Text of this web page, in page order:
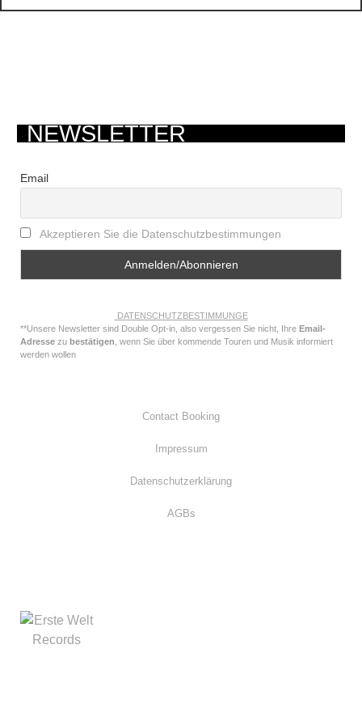
NEWSLETTER
Email
Akzeptieren Sie die Datenschutzbestimmungen
DATENSCHUTZBESTIMMUNGE
**Unsere Newsletter sind Double Opt-in, also vergessen Sie nicht, Ihre Email-
Adresse zu bestätigen , wenn Sie über kommende Touren und Musik informiert
werden wollen
Contact Booking
Impressum
Datenschutzerklärung
AGBs